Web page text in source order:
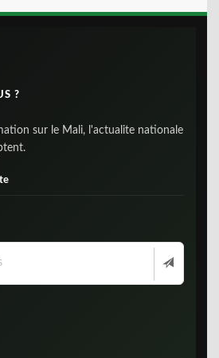
?
sur le Mali, l'actualite nationale